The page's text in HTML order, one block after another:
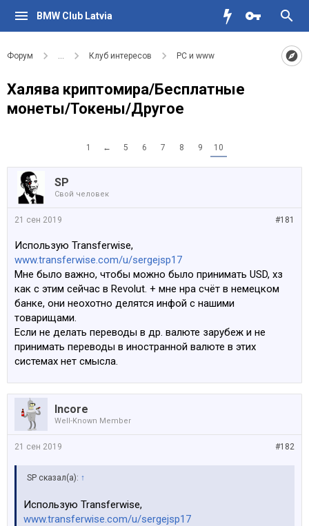
BMW Club Latvia
Форум ... Клуб интересов PC и www
Халява криптомира/Бесплатные
монеты/Токены/Другое
1 ← 5 6 7 8 9 10
SP
Свой человек
#181
21 сен 2019
Использую Transferwise,
www.transferwise.com/u/sergejsp17
Мне было важно, чтобы можно было принимать USD, хз
как с этим сейчас в Revolut. + мне нра счёт в немецком
банке, они неохотно делятся инфой с нашими
товарищами.
Если не делать переводы в др. валюте зарубеж и не
принимать переводы в иностранной валюте в этих
системах нет смысла.
Incore
Well-Known Member
#182
21 сен 2019
SP сказал(а): ↑
Использую Transferwise,
www.transferwise.com/u/sergejsp17